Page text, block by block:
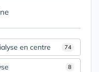
74
en centre
8